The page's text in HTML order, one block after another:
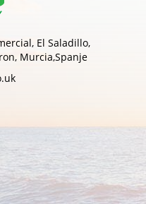
El Saladillo,
Murcia,Spanje